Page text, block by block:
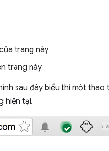
trang này
trang này
sau đây biểu thị một
hiện tại.